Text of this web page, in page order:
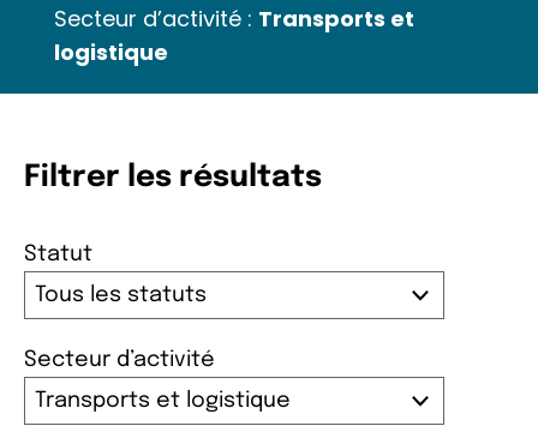
Secteur d’activité : Transports et
logistique
Filtrer les résultats
Statut
Secteur d’activité